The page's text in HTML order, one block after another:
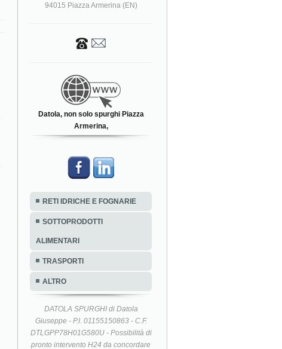
94015 Piazza Armerina (EN)
Datola, non solo spurghi Piazza
Armerina,
RETI IDRICHE E FOGNARIE
SOTTOPRODOTTI
ALIMENTARI
TRASPORTI
ALTRO
DATOLA SPURGHI di Datola
Giuseppe - P.I. 01155150863 - C.F.
DTLGPP78H01G580U - Possibilità di
pronto intervento H24 da concordare